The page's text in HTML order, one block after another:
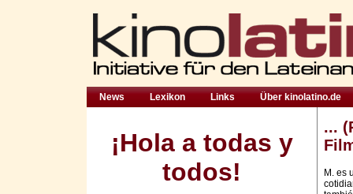
News Lexikon Links Über kinolatino.de
¡Hola a todas y
todos!
...
M. es